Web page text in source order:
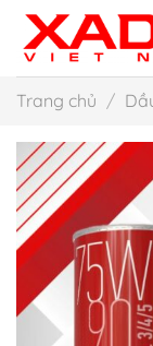
qua
dung
Trang chủ /